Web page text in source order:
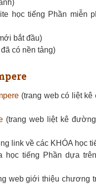
học tiếng Phần miễn
bắt đầu)
có nền tảng)
(trang web có liệt
(trang web liệt kê
link về các KHÓA học
học tiếng Phần dựa
web giới thiệu chương